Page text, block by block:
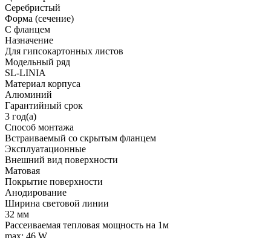
Серебристый
Форма (сечение)
С фланцем
Назначение
Для гипсокартонных листов
Модельный ряд
SL-LINIA
Материал корпуса
Алюминий
Гарантийный срок
3 год(а)
Способ монтажа
Встраиваемый со скрытым фланцем
Эксплуатационные
Внешний вид поверхности
Матовая
Покрытие поверхности
Анодирование
Ширина световой линии
32 мм
Рассеиваемая тепловая мощность на 1м
max: 46 W